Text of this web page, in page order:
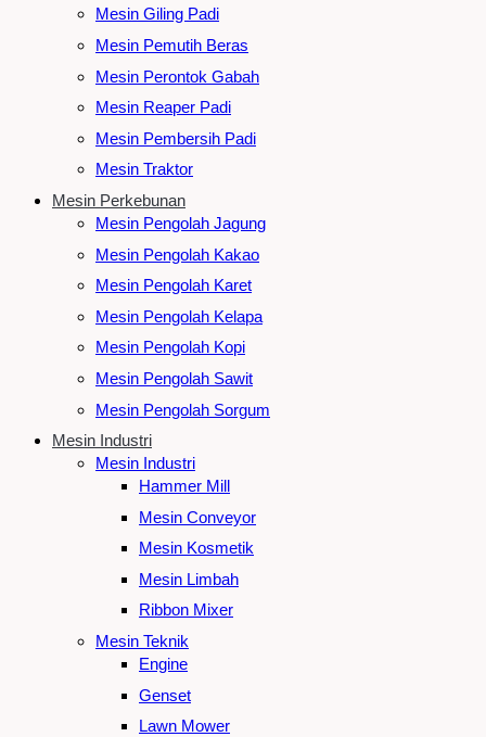
Mesin Giling Padi
Mesin Pemutih Beras
Mesin Perontok Gabah
Mesin Reaper Padi
Mesin Pembersih Padi
Mesin Traktor
Mesin Perkebunan
Mesin Pengolah Jagung
Mesin Pengolah Kakao
Mesin Pengolah Karet
Mesin Pengolah Kelapa
Mesin Pengolah Kopi
Mesin Pengolah Sawit
Mesin Pengolah Sorgum
Mesin Industri
Mesin Industri
Hammer Mill
Mesin Conveyor
Mesin Kosmetik
Mesin Limbah
Ribbon Mixer
Mesin Teknik
Engine
Genset
Lawn Mower